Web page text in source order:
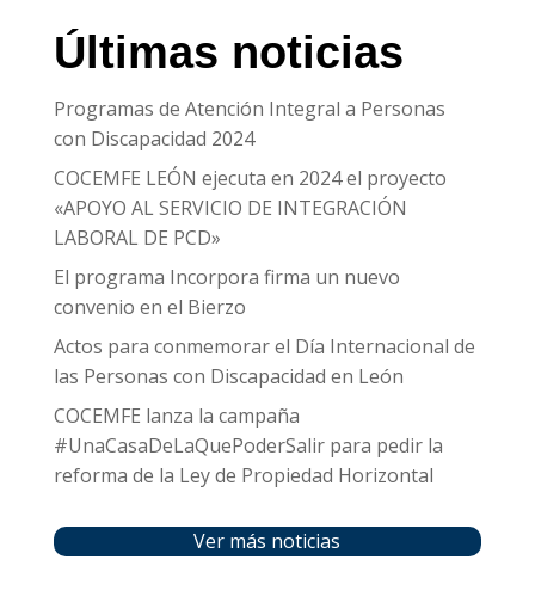
Últimas noticias
Programas de Atención Integral a Personas
con Discapacidad 2024
COCEMFE LEÓN ejecuta en 2024 el proyecto
«APOYO AL SERVICIO DE INTEGRACIÓN
LABORAL DE PCD»
El programa Incorpora firma un nuevo
convenio en el Bierzo
Actos para conmemorar el Día Internacional de
las Personas con Discapacidad en León
COCEMFE lanza la campaña
#UnaCasaDeLaQuePoderSalir para pedir la
reforma de la Ley de Propiedad Horizontal
Ver más noticias